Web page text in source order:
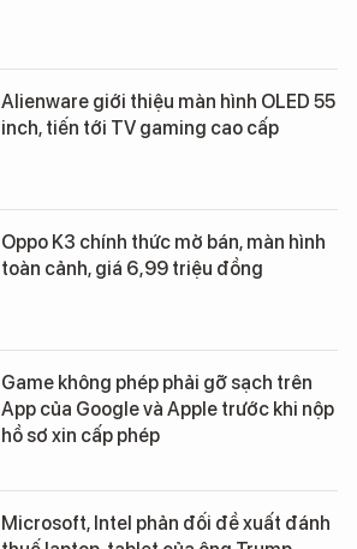
Alienware giới thiệu màn hình OLED 55
inch, tiến tới TV gaming cao cấp
Oppo K3 chính thức mở bán, màn hình
toàn cảnh, giá 6,99 triệu đồng
Game không phép phải gỡ sạch trên
App của Google và Apple trước khi nộp
hồ sơ xin cấp phép
Microsoft, Intel phản đối đề xuất đánh